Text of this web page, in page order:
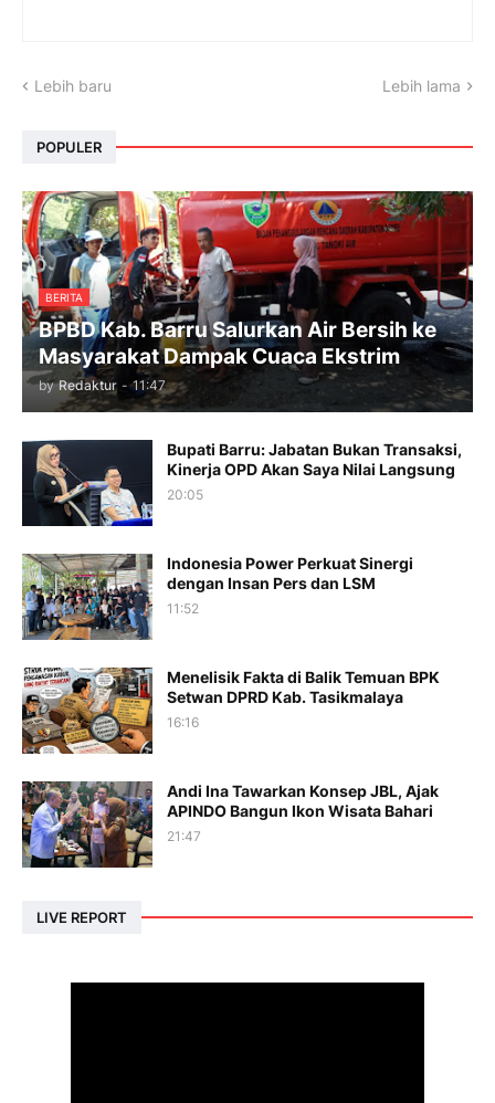
Lebih baru Lebih lama
POPULER
BERITA
BPBD Kab. Barru Salurkan Air Bersih ke
Masyarakat Dampak Cuaca Ekstrim
by Redaktur - 11:47
Bupati Barru: Jabatan Bukan Transaksi,
Kinerja OPD Akan Saya Nilai Langsung
20:05
Indonesia Power Perkuat Sinergi
dengan Insan Pers dan LSM
11:52
Menelisik Fakta di Balik Temuan BPK
Setwan DPRD Kab. Tasikmalaya
16:16
Andi Ina Tawarkan Konsep JBL, Ajak
APINDO Bangun Ikon Wisata Bahari
21:47
LIVE REPORT